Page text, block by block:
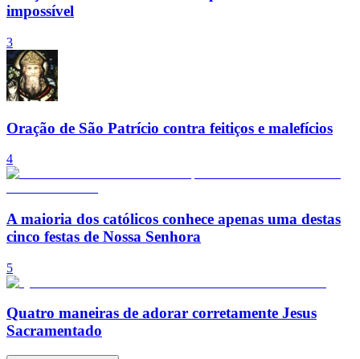
impossível
3
Oração de São Patrício contra feitiços e malefícios
4
A maioria dos católicos conhece apenas uma destas
cinco festas de Nossa Senhora
5
Quatro maneiras de adorar corretamente Jesus
Sacramentado